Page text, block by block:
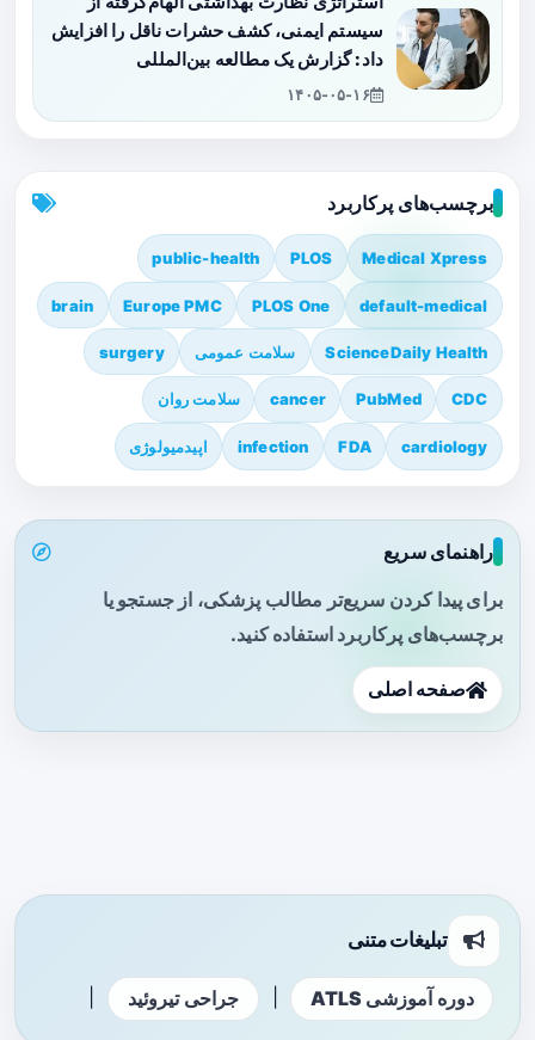
سیستم ایمنی، کشف حشرات ناقل را افزایش
داد: گزارش یک مطالعه بین‌المللی
۱۴۰۵-۰۵-۱۶
برچسب‌های پرکاربرد
Medical Xpress
PLOS
public-health
default-medical
PLOS One
Europe PMC
brain
ScienceDaily Health سلامت عمومی surgery
CDC
PubMed
cancer سلامت روان
cardiology
FDA
infection اپیدمیولوژی
راهنمای سریع
برای پیدا کردن سریع‌تر مطالب پزشکی، از جستجو یا
برچسب‌های پرکاربرد استفاده کنید.
صفحه اصلی
تبلیغات متنی
دوره آموزشی ATLS جراحی تیروئید